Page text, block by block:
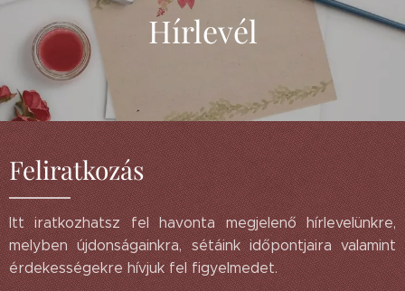
Hírlevél
Feliratkozás
Itt iratkozhatsz fel havonta megjelenő hírlevelünkre,
melyben újdonságainkra, sétáink időpontjaira valamint
érdekességekre hívjuk fel figyelmedet.